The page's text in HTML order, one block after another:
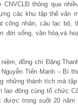
CNVCLĐ thông qua
các khu tập thể văn
công nhân, câu lạc bộ,
đời sống, văn hóa,và
đồng chí Đặng
Tiến Mạnh – Bí
những thành tích mà
động cùng tổ chức
được trong suốt 20